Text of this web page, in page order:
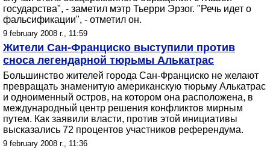
государства", - заметил мэтр Тьерри Эрзог. "Речь идет о
фальсификации", - отметил он.
9 february 2008 г., 11:59
Жители Сан-Франциско выступили против
сноса легендарной тюрьмы Алькатрас
Большинство жителей города Сан-Франциско не желают
превращать знаменитую американскую тюрьму Алькатрас
и одноименный остров, на котором она расположена, в
международный центр решения конфликтов мирным
путем. Как заявили власти, против этой инициативы
высказались 72 процентов участников референдума.
9 february 2008 г., 11:36